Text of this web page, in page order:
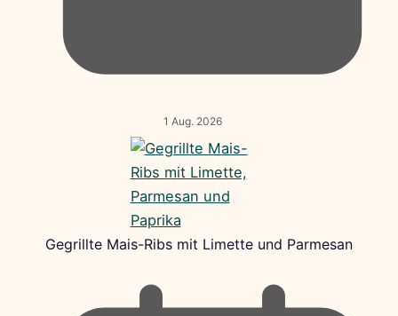
1 Aug. 2026
Gegrillte Mais-Ribs mit Limette und Parmesan